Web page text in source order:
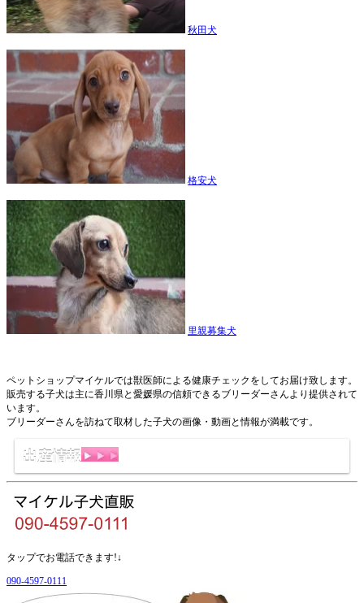
秋田犬
格安犬
里親募集犬
ペットショップマイケルでは獣医師による健康チェックをしてお届け致します。
販売する子犬は主に香川県と愛媛県の信頼できるブリーダーさんより提供されて
います。
ブリーダーさんを訪ねて取材した子犬の画像・動画と情報が満載です。
出産情報
タップでお電話できます!↓
090-4597-0111